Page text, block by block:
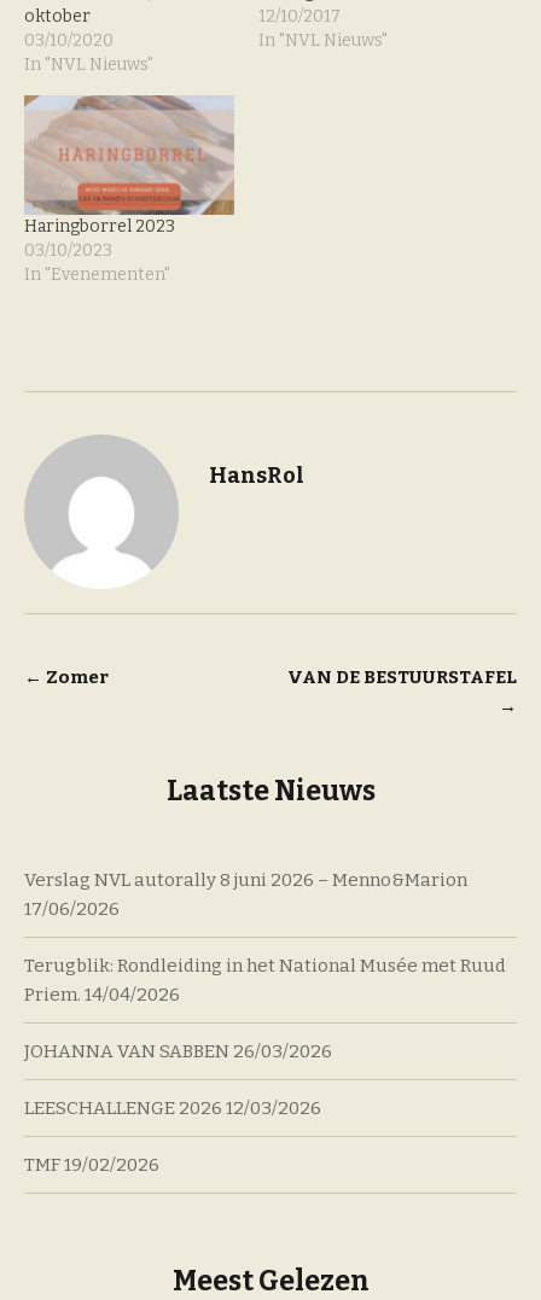
oktober
03/10/2020
In "NVL Nieuws"
12/10/2017
In "NVL Nieuws"
Haringborrel 2023
03/10/2023
In "Evenementen"
HansRol
Bericht
← Zomer
VAN DE BESTUURSTAFEL
→
Laatste Nieuws
Verslag NVL autorally 8 juni 2026 – Menno&Marion
17/06/2026
Terugblik: Rondleiding in het National Musée met Ruud
Priem. 14/04/2026
JOHANNA VAN SABBEN 26/03/2026
LEESCHALLENGE 2026 12/03/2026
TMF19/02/2026
Meest Gelezen